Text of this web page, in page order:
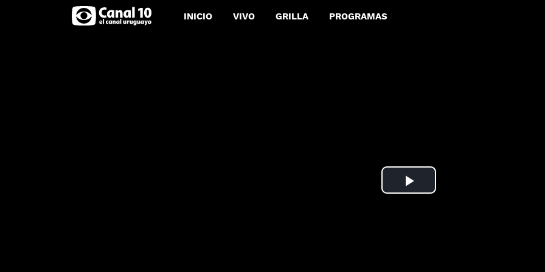
INICIO VIVO GRILLA PROGRAMAS
Play